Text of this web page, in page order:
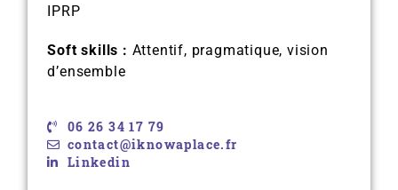
IPRP
Soft skills : Attentif, pragmatique, vision
d’ensemble
06 26 34 17 79
contact@iknowaplace.fr
Linkedin